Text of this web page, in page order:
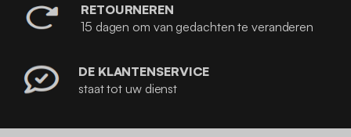
RETOURNEREN
15 dagen om van gedachten te veranderen
DE KLANTENSERVICE
staat tot uw dienst